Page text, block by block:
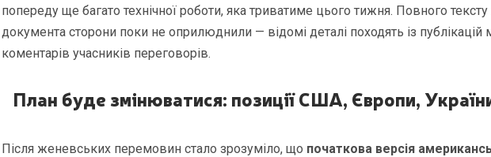
попереду ще багато технічної роботи, яка триватиме цього тижня. Повного
документа сторони поки не оприлюднили — відомі деталі походять із публікацій
коментарів учасників переговорів.
План буде змінюватися: позиції США, Європи,
Після женевських перемовин стало зрозуміло, що початкова версія